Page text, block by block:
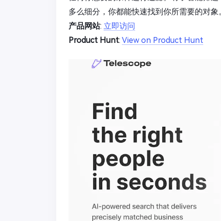
多么细分，你都能快速找到你所需要的对象
产品网站: 立即访问
Product Hunt: View on Product Hunt